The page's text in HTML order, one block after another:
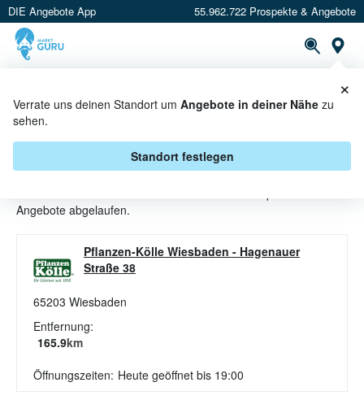
DIE Angebote App 55.962.722 Prospekte & Angebote
Verrate uns deinen Standort um Angebote in deiner Nähe zu
sehen.
Standort festlegen
×
AQUARISTIK ANGEBOTE &
AKTIONEN BEI PFLANZEN-KÖLLE
Angebote abgelaufen.
Pflanzen-Kölle Wiesbaden - Hagenauer
Straße 38
65203 Wiesbaden
Entfernung:
165.9km
Öffnungszeiten: Heute geöffnet bis 19:00